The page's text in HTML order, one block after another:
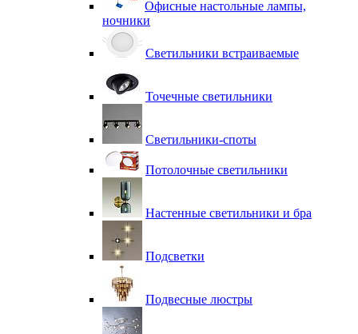
Офисные настольные лампы,
ночники
Светильники встраиваемые
Точечные светильники
Светильники-споты
Потолочные светильники
Настенные светильники и бра
Подсветки
Подвесные люстры